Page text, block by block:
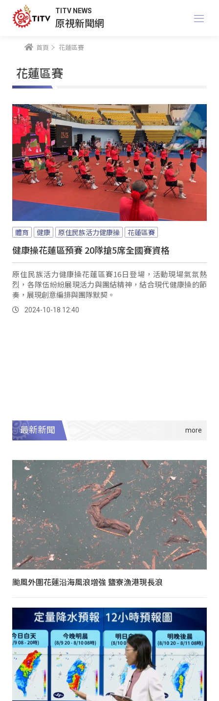
TITV NEWS
原視新聞網
首頁 花蓮區賽
花蓮區賽
體育 健康 原住民族活力健康操 花蓮區賽
健康操花蓮區預賽 20隊搶5席全國賽資格
原住民族活力健康操花蓮區賽16日登場，活動現場氣氛熱
烈，各隊伍紛紛展現活力與團結精神，結合現代健康操的節
奏，展現創意編排與團隊默契。
2024-10-18 12:40
最新新聞
颱風外圍花蓮沿海風浪增強 鹽寮漁港現長浪